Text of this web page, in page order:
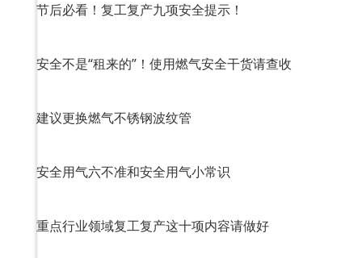
节后必看！复工复产九项安全提示！
安全不是“租来的”！使用燃气安全干货请查收
建议更换燃气不锈钢波纹管
安全用气六不准和安全用气小常识
重点行业领域复工复产这十项内容请做好